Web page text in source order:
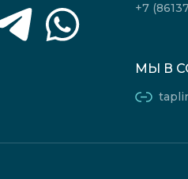
+7
МЫ В